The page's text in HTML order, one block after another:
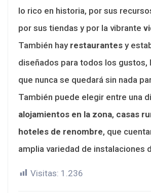
lo rico en historia, por sus
por sus tiendas y por la vibrante
También hayrestaurantes y
diseñados para todos los gustos,
que nunca se quedará sin nada
También puede elegir entre una
alojamientos en la zona, casas
hoteles de renombre, que
amplia variedad de instalaciones
Visitas: 1.236